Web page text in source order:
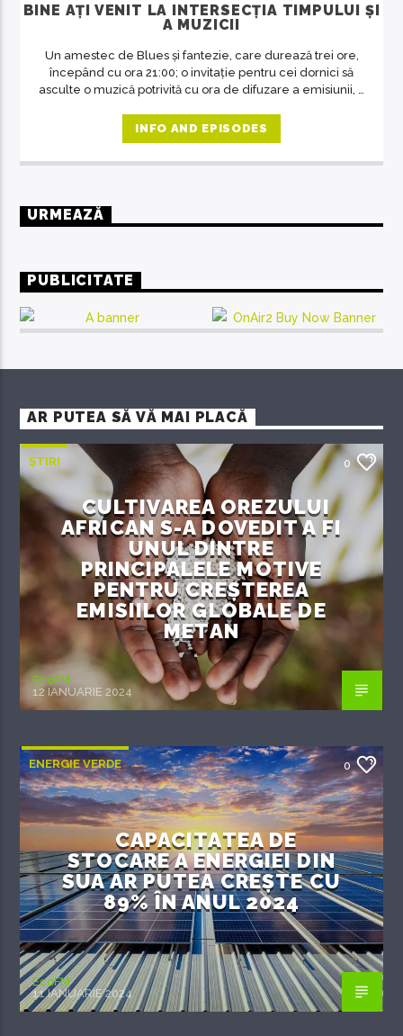
BINE AȚI VENIT LA INTERSECȚIA TIMPULUI ȘI
A MUZICII
Un amestec de Blues și fantezie, care durează trei ore,
începând cu ora 21:00; o invitație pentru cei dornici să
asculte o muzică potrivită cu ora de difuzare a emisiunii, o
oameni în special. O emisiune unde răsună doar muzica
deosebită, care se adresează celor predispuși spre
filosofie, indiferent de vârstă.
INFO AND EPISODES
URMEAZĂ
PUBLICITATE
AR PUTEA SĂ VĂ MAI PLACĂ
ȘTIRI 0
CULTIVAREA OREZULUI
AFRICAN S-A DOVEDIT A FI
UNUL DINTRE
PRINCIPALELE MOTIVE
PENTRU CREȘTEREA
EMISIILOR GLOBALE DE
METAN
EcoFM
12 IANUARIE 2024
ENERGIE VERDE 0
CAPACITATEA DE
STOCARE A ENERGIEI DIN
SUA AR PUTEA CREȘTE CU
89% ÎN ANUL 2024
EcoFM
11 IANUARIE 2024